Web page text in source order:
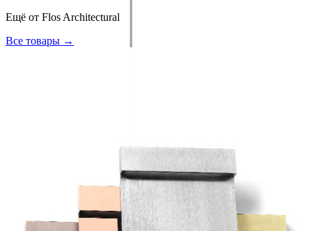
Ещё от Flos Architectural
Все товары →